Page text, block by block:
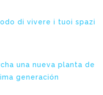
di vivere i tuoi spazi
una nueva planta de
generación